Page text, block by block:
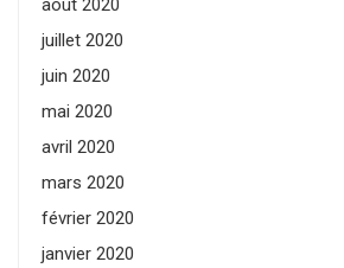
août 2020
juillet 2020
juin 2020
mai 2020
avril 2020
mars 2020
février 2020
janvier 2020